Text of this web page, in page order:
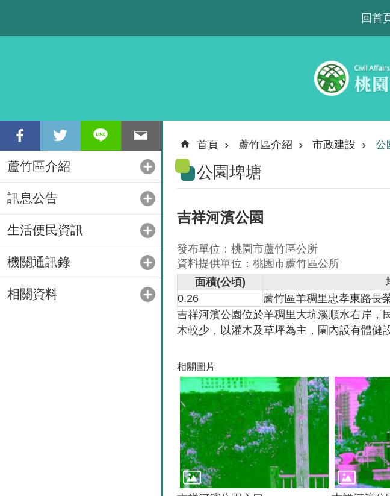
回首
蘆竹區介紹
訊息公告
生活便民資訊
機關通訊錄
相關資料
首頁 蘆竹區介紹 市政建設 公
公園埤塘
吉祥河濱公園
發布單位：桃園市蘆竹區公所
資料提供單位：桃園市蘆竹區公所
面積(公頃)
0.26
蘆竹區羊稠里忠孝東路長
吉祥河濱公園位於羊稠里大坑溪順水右岸，
木較少，以灌木及草坪為主，園內設有體健
相關圖片